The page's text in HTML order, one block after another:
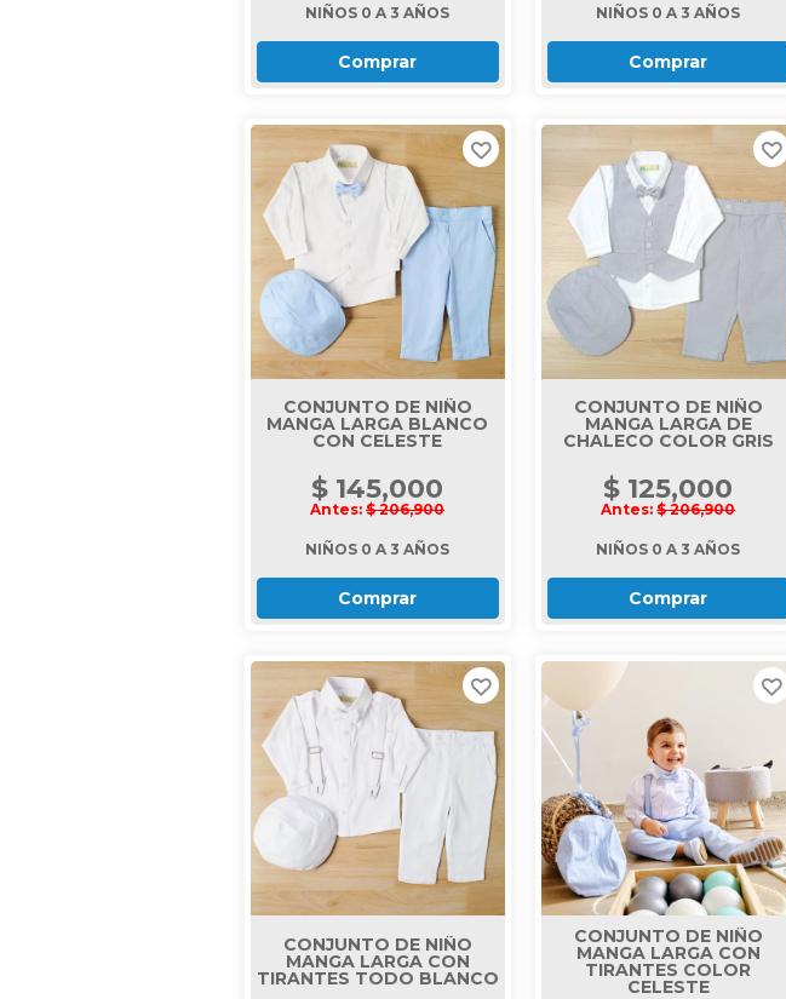
NIÑOS 0 A 3 AÑOS
Comprar
NIÑOS 0 A 3 AÑOS
Comprar
CONJUNTO DE NIÑO
MANGA LARGA BLANCO
CON CELESTE
$ 145,000
Antes:$ 206,900
NIÑOS 0 A 3 AÑOS
Comprar
CONJUNTO DE NIÑO
MANGA LARGA DE
CHALECO COLOR GRIS
$ 125,000
Antes:$ 206,900
NIÑOS 0 A 3 AÑOS
Comprar
CONJUNTO DE NIÑO
MANGA LARGA CON
TIRANTES TODO BLANCO
CONJUNTO DE NIÑO
MANGA LARGA CON
TIRANTES COLOR
CELESTE